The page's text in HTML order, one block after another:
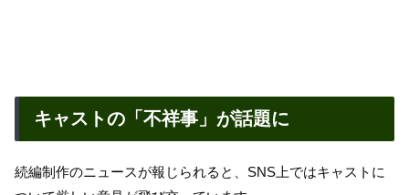
キャストの「不祥事」が話題に
続編制作のニュースが報じられると、SNS上ではキャストに